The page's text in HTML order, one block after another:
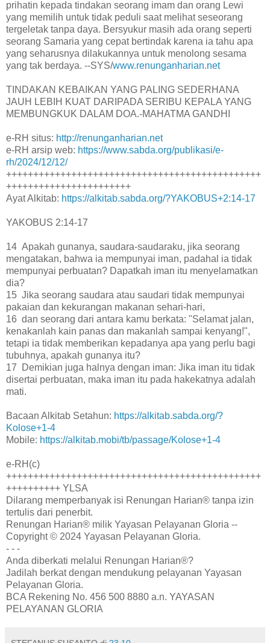
prihatin kepada tindakan seorang imam dan orang Lewi
yang memilih untuk tidak peduli saat melihat seseorang
tergeletak tanpa daya. Bersyukur masih ada orang seperti
seorang Samaria yang cepat bertindak karena ia tahu apa
yang seharusnya dilakukannya untuk menolong sesama
yang tak berdaya. --SYS/www.renunganharian.net
TINDAKAN KEBAIKAN YANG PALING SEDERHANA
JAUH LEBIH KUAT DARIPADA SERIBU KEPALA YANG
MEMBUNGKUK DALAM DOA.-MAHATMA GANDHI
e-RH situs: http://renunganharian.net
e-RH arsip web: https://www.sabda.org/publikasi/e-
rh/2024/12/12/
+++++++++++++++++++++++++++++++++++++++++++++++
+++++++++++++++++++++++
Ayat Alkitab: https://alkitab.sabda.org/?YAKOBUS+2:14-17
YAKOBUS 2:14-17
14 Apakah gunanya, saudara-saudaraku, jika seorang
mengatakan, bahwa ia mempunyai iman, padahal ia tidak
mempunyai perbuatan? Dapatkah iman itu menyelamatkan
dia?
15 Jika seorang saudara atau saudari tidak mempunyai
pakaian dan kekurangan makanan sehari-hari,
16 dan seorang dari antara kamu berkata: "Selamat jalan,
kenakanlah kain panas dan makanlah sampai kenyang!",
tetapi ia tidak memberikan kepadanya apa yang perlu bagi
tubuhnya, apakah gunanya itu?
17 Demikian juga halnya dengan iman: Jika iman itu tidak
disertai perbuatan, maka iman itu pada hakekatnya adalah
mati.
Bacaan Alkitab Setahun: https://alkitab.sabda.org/?
Kolose+1-4
Mobile: https://alkitab.mobi/tb/passage/Kolose+1-4
e-RH(c)
+++++++++++++++++++++++++++++++++++++++++++++++
++++++++++ YLSA
Dilarang memperbanyak isi Renungan Harian® tanpa izin
tertulis dari penerbit.
Renungan Harian® milik Yayasan Pelayanan Gloria --
Copyright © 2024 Yayasan Pelayanan Gloria.
- - -
Anda diberkati melalui Renungan Harian®?
Jadilah berkat dengan mendukung pelayanan Yayasan
Pelayanan Gloria.
BCA Rekening No. 456 500 8880 a.n. YAYASAN
PELAYANAN GLORIA